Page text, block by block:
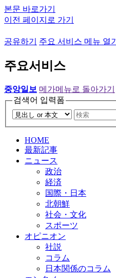
본문 바로가기
이전 페이지로 가기
공유하기 주요 서비스 메뉴 열기
주요서비스
중앙일보 메가메뉴로 돌아가기
검색어 입력폼
HOME
最新記事
ニュース
政治
経済
国際・日本
北朝鮮
社会・文化
スポーツ
オピニオン
社説
コラム
日本関係のコラム